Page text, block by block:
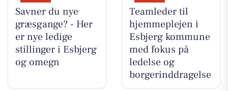
Savner du nye
græsgange? - Her
er nye ledige
stillinger i Esbjerg
og omegn
Teamleder til
hjemmeplejen i
Esbjerg kommune
med fokus på
ledelse og
borgerinddragelse